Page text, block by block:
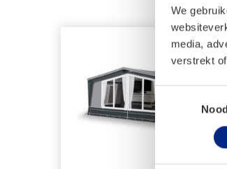
We
media,
verstrekt